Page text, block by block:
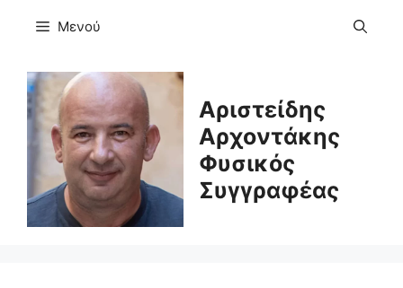
Μενού
Αριστείδης
Αρχοντάκης
Φυσικός
Συγγραφέας